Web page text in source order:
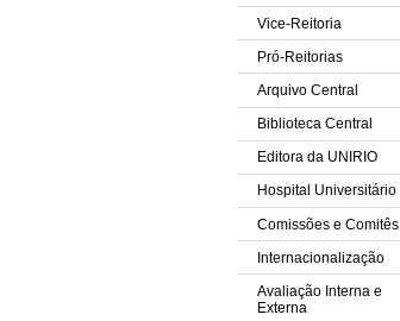
Vice-Reitoria
Pró-Reitorias
Arquivo Central
Biblioteca Central
Editora da UNIRIO
Hospital Universitário
Comissões e Comitês
Internacionalização
Avaliação Interna e
Externa